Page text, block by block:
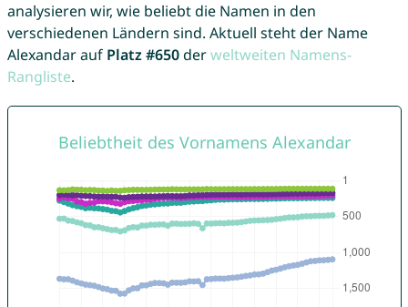
analysieren wir, wie beliebt die Namen in den
verschiedenen Ländern sind. Aktuell steht der Name
Alexandar auf Platz #650derweltweiten Namens-
Rangliste.